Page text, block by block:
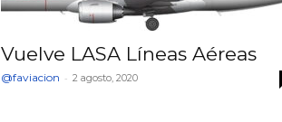
Vuelve LASA Líneas Aéreas
@faviacion - 2 agosto, 2020